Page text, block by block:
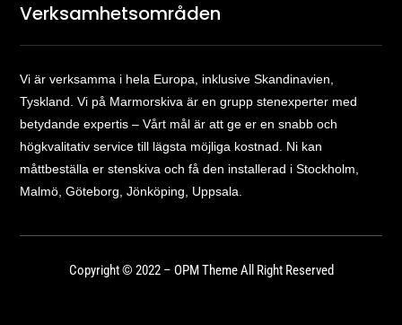
Verksamhetsområden
Vi är verksamma i hela Europa, inklusive Skandinavien,
Tyskland. Vi på Marmorskiva är en grupp stenexperter med
betydande expertis – Vårt mål är att ge er en snabb och
högkvalitativ service till lägsta möjliga kostnad. Ni kan
måttbeställa er stenskiva och få den installerad i Stockholm,
Malmö, Göteborg, Jönköping, Uppsala.
Copyright © 2022 – OPM Theme All Right Reserved